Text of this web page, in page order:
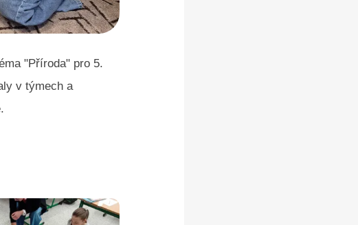
"Příroda" pro 5.
v týmech a